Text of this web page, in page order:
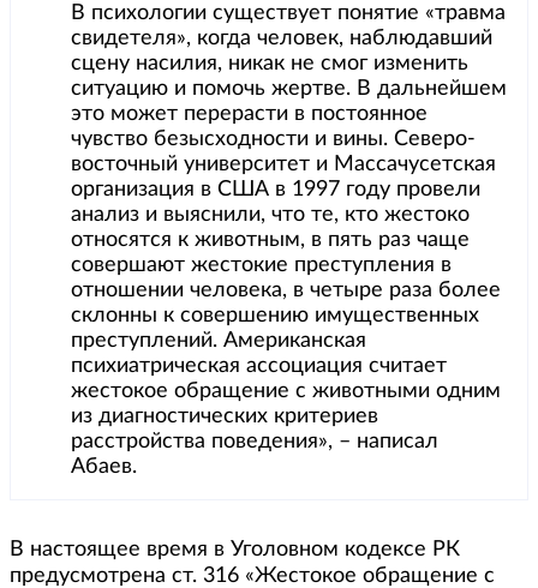
В психологии существует понятие «травма
свидетеля», когда человек, наблюдавший
сцену насилия, никак не смог изменить
ситуацию и помочь жертве. В дальнейшем
это может перерасти в постоянное
чувство безысходности и вины. Северо-
восточный университет и Массачусетская
организация в США в 1997 году провели
анализ и выяснили, что те, кто жестоко
относятся к животным, в пять раз чаще
совершают жестокие преступления в
отношении человека, в четыре раза более
склонны к совершению имущественных
преступлений. Американская
психиатрическая ассоциация считает
жестокое обращение с животными одним
из диагностических критериев
расстройства поведения», – написал
Абаев.
В настоящее время в Уголовном кодексе РК
предусмотрена ст. 316 «Жестокое обращение с